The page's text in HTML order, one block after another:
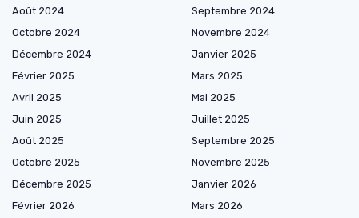
Août 2024
Septembre 2024
Octobre 2024
Novembre 2024
Décembre 2024
Janvier 2025
Février 2025
Mars 2025
Avril 2025
Mai 2025
Juin 2025
Juillet 2025
Août 2025
Septembre 2025
Octobre 2025
Novembre 2025
Décembre 2025
Janvier 2026
Février 2026
Mars 2026